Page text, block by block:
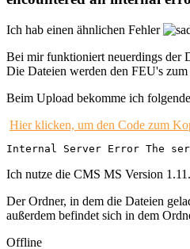
Ich hab einen ähnlichen Fehler
Bei mir funktioniert neuerdings der
Die Dateien werden den FEU's
Beim Upload bekomme ich
Hier klicken, um den Code zum
Internal Server Error The
Ich nutze die CMS MS Version
Der Ordner, in dem die Dateien
außerdem befindet sich in dem
Offline